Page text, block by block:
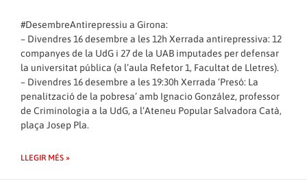
#DesembreAntirepressiu a Girona:
– Divendres 16 desembre a les 12h Xerrada antirepressiva: 12
companyes de la UdG i 27 de la UAB imputades per defensar
la universitat pública (a l’aula Refetor 1, Facultat de Lletres).
– Divendres 16 desembre a les 19:30h Xerrada ‘Presó: La
penalització de la pobresa’ amb Ignacio González, professor
de Criminologia a la UdG, a l’Ateneu Popular Salvadora Catà,
plaça Josep Pla.
LLEGIR MÉS »